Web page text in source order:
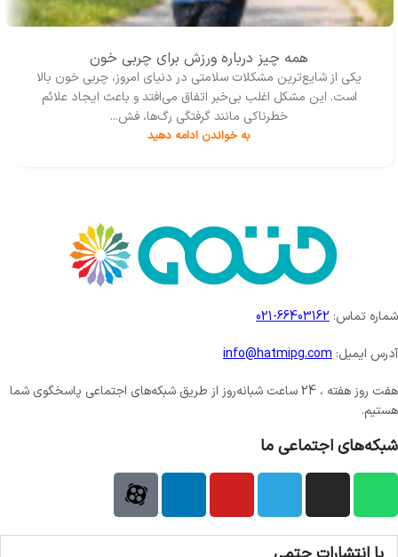
همه چیز درباره ورزش برای چربی خون
یکی از شایع‌ترین مشکلات سلامتی در دنیای امروز، چربی خون بالا
است. این مشکل اغلب بی‌خبر اتفاق می‌افتد و باعث ایجاد علائم
خطرناکی مانند گرفتگی رگ‌ها، فش...
به خواندن ادامه دهید
شماره تماس: 66403162-021
آدرس ایمیل: info@hatmipg.com
هفت روز هفته ، 24 ساعت شبانه‌روز از طریق شبکه‌های اجتماعی پاسخگوی شما
هستیم.
شبکه‌های اجتماعی ما